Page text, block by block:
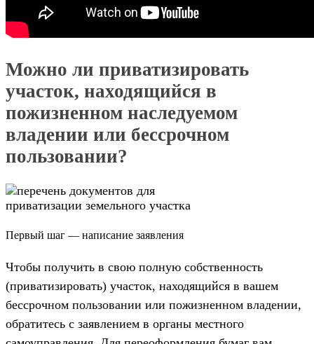
Можно ли приватизировать
участок, находящийся в
пожизненном наследуемом
владении или бессрочном
пользовании?
Первый шаг — написание заявления
Чтобы получить в свою полную собственность
(приватизировать) участок, находящийся в вашем
бессрочном пользовании или пожизненном владении,
обратитесь с заявлением в органы местного